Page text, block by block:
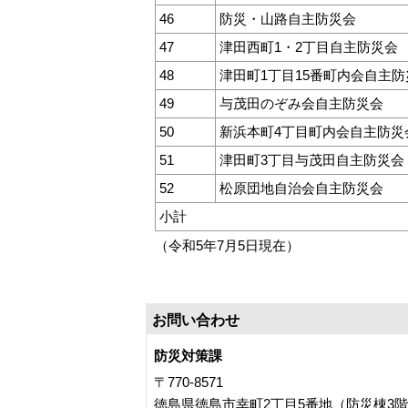
46
防災・山路自主防災会
47
津田西町1・2丁目自主防災会
48
津田町1丁目15番町内会自主防
49
与茂田のぞみ会自主防災会
50
新浜本町4丁目町内会自主防災
51
津田町3丁目与茂田自主防災会
52
松原団地自治会自主防災会
小計
（令和5年7月5日現在）
お問い合わせ
防災対策課
〒770-8571
徳島県徳島市幸町2丁目5番地（防災棟3階